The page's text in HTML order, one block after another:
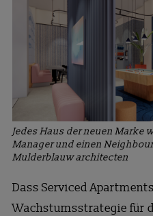
Jedes Haus der neuen Marke
Manager und einen
Mulderblauw architecten
Dass Serviced
Wachstumsstrategie für